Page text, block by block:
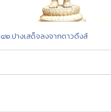
๔๒.ปางเสด็จลงจากดาวดึงส์